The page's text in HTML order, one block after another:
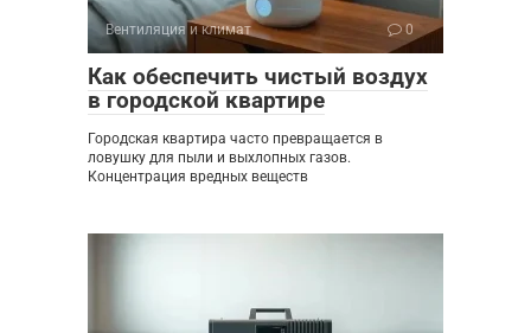
Вентиляция и климат 0
Как обеспечить чистый воздух
в городской квартире
Городская квартира часто превращается в
ловушку для пыли и выхлопных газов.
Концентрация вредных веществ